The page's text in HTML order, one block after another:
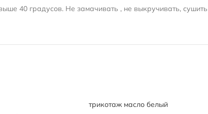
40 градусов. Не замачивать , не выкручивать,
трикотаж масло белый